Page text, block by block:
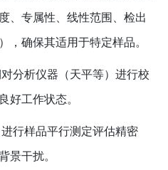
、专属性、线性范围、检出
，确保其适用于特定样品。
分析仪器（天平等）进行校
好工作状态。
进行样品平行测定评估精密
景干扰。